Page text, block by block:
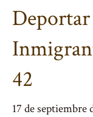
42
17 de septiembre